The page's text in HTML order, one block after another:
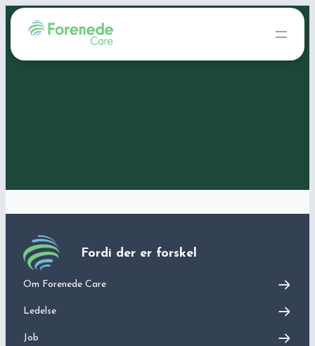
Fordi der er forskel
Om Forenede Care
Ledelse
Job